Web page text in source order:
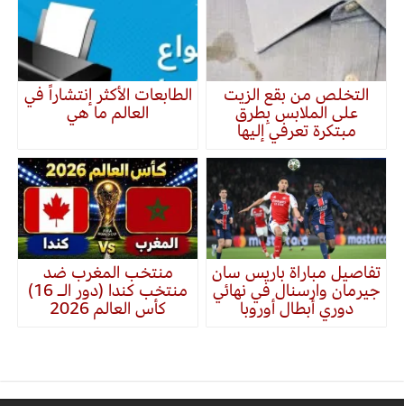
التخلص من بقع الزيت
على الملابس بِطرق
مبتكرة تعرفي إليها
الطابعات الأكثر إنتشاراً في
العالم ما هي
تفاصيل مباراة باريس سان
جيرمان وارسنال في نهائي
دوري أبطال أوروبا
منتخب المغرب ضد
منتخب كندا (دور الـ 16)
كأس العالم 2026